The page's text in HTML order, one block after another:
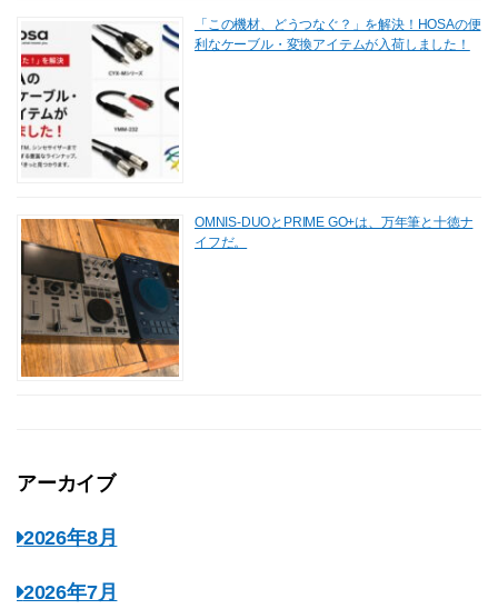
「この機材、どうつなぐ？」を解決！HOSAの便
利なケーブル・変換アイテムが入荷しました！
OMNIS-DUOとPRIME GO+は、万年筆と十徳ナ
イフだ。
アーカイブ
2026年8月
2026年7月